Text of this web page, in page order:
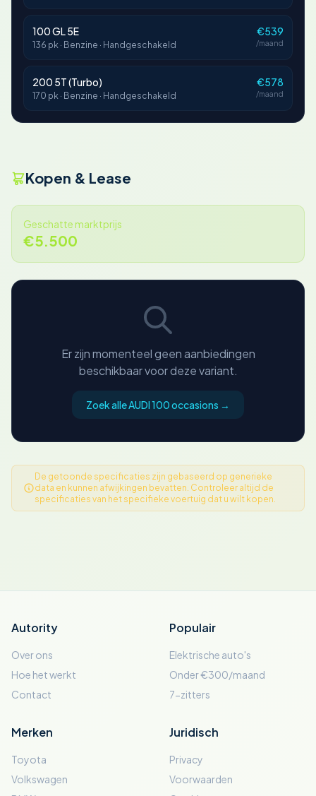
100 GL 5E
136 pk · Benzine · Handgeschakeld
€539
/maand
200 5T (Turbo)
170 pk · Benzine · Handgeschakeld
€578
/maand
Kopen & Lease
Geschatte marktprijs
€5.500
Er zijn momenteel geen aanbiedingen
beschikbaar voor deze variant.
Zoek alle AUDI 100 occasions →
De getoonde specificaties zijn gebaseerd op generieke
data en kunnen afwijkingen bevatten. Controleer altijd de
specificaties van het specifieke voertuig dat u wilt kopen.
Autority
Over ons
Hoe het werkt
Contact
Populair
Elektrische auto's
Onder €300/maand
7-zitters
Merken
Toyota
Volkswagen
Juridisch
Privacy
Voorwaarden